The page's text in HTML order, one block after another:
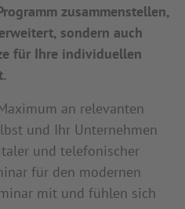
zusammenstellen,
sondern auch
für Ihre individuellen
an relevanten
und Ihr Unternehmen
und telefonischer
für den modernen
mit und fühlen sich